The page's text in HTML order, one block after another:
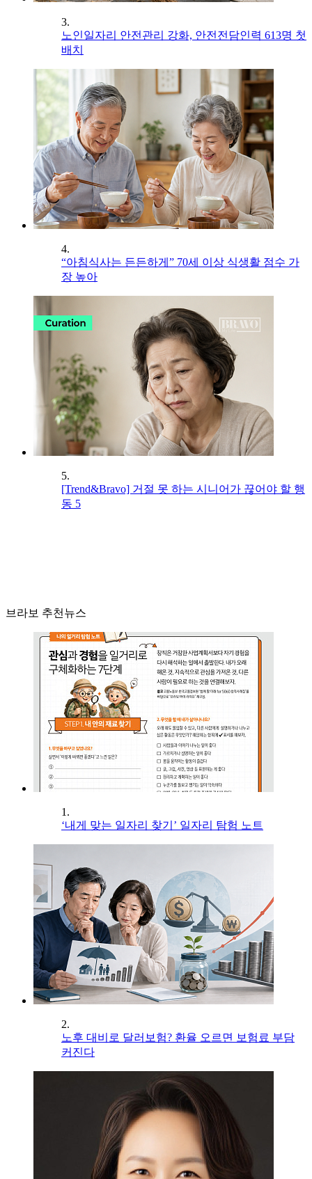
3.
노인일자리 안전관리 강화, 안전전담인력 613명 첫
배치
4.
“아침식사는 든든하게” 70세 이상 식생활 점수 가
장 높아
5.
[Trend&Bravo] 거절 못 하는 시니어가 끊어야 할 행
동 5
브라보 추천뉴스
1.
‘내게 맞는 일자리 찾기’ 일자리 탐험 노트
2.
노후 대비로 달러보험? 환율 오르면 보험료 부담
커진다